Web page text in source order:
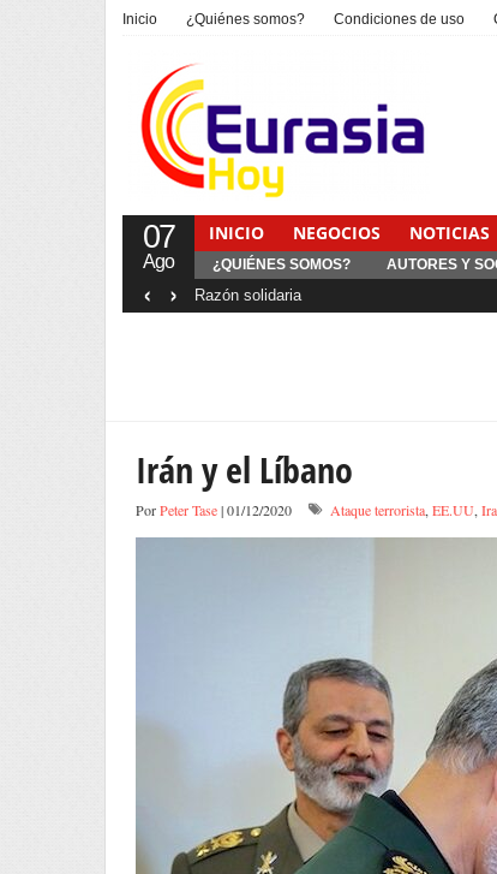
Inicio ¿Quiénes somos? Condiciones de uso
07
Ago
INICIO NEGOCIOS NOTICIAS
¿QUIÉNES SOMOS? AUTORES Y
Interventionism estatal
‹ ›
Irán y el Líbano
PorPeter Tase| 01/12/2020 Ataque terrorista, EE.UU,